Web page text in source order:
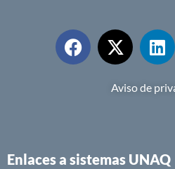
Aviso de
Enlaces a sistemas UNAQ